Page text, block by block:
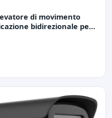
di movimento
bidirezionale per